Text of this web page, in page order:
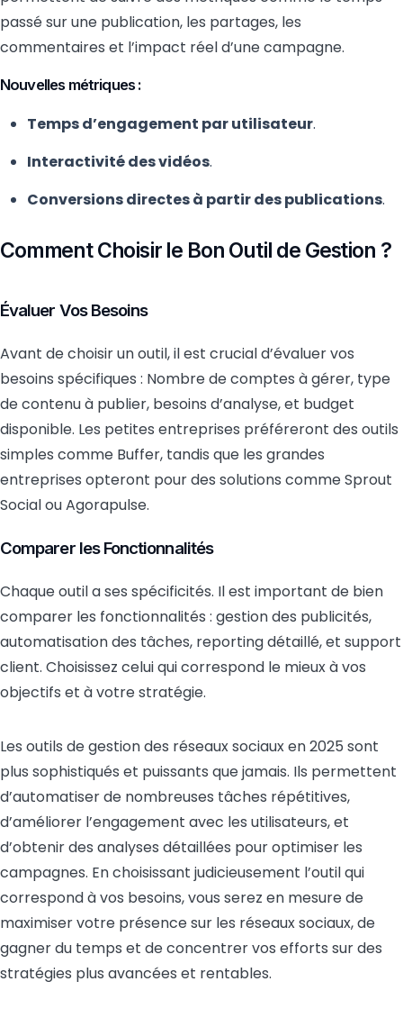
passé sur une publication, les partages, les
commentaires et l’impact réel d’une campagne.
Nouvelles métriques :
Temps d’engagement par utilisateur.
Interactivité des vidéos.
Conversions directes à partir des publications.
Comment Choisir le Bon Outil de Gestion ?
Évaluer Vos Besoins
Avant de choisir un outil, il est crucial d’évaluer vos
besoins spécifiques : Nombre de comptes à gérer, type
de contenu à publier, besoins d’analyse, et budget
disponible. Les petites entreprises préféreront des outils
simples comme Buffer, tandis que les grandes
entreprises opteront pour des solutions comme Sprout
Social ou Agorapulse.
Comparer les Fonctionnalités
Chaque outil a ses spécificités. Il est important de bien
comparer les fonctionnalités : gestion des publicités,
automatisation des tâches, reporting détaillé, et support
client. Choisissez celui qui correspond le mieux à vos
objectifs et à votre stratégie.
Les outils de gestion des réseaux sociaux en 2025 sont
plus sophistiqués et puissants que jamais. Ils permettent
d’automatiser de nombreuses tâches répétitives,
d’améliorer l’engagement avec les utilisateurs, et
d’obtenir des analyses détaillées pour optimiser les
campagnes. En choisissant judicieusement l’outil qui
correspond à vos besoins, vous serez en mesure de
maximiser votre présence sur les réseaux sociaux, de
gagner du temps et de concentrer vos efforts sur des
stratégies plus avancées et rentables.